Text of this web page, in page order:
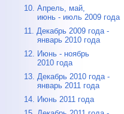
10. Апрель, май,
июнь - июль 2009 года
11. Декабрь 2009 года -
январь 2010 года
12. Июнь - ноябрь
2010 года
13. Декабрь 2010 года -
январь 2011 года
14. Июнь 2011 года